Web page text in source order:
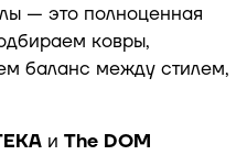
— это полноценная
ковры,
баланс между стилем,
и The DOM